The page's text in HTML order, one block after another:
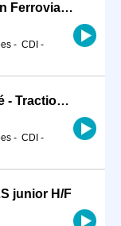
Ingénieur d'Etudes en Signalisation Ferroviaire Confirmé H/F
- CDI -
Ingénieur d'étude Energie confirmé - Traction Ferroviaire -HT/BT H/F
- CDI -
junior H/F